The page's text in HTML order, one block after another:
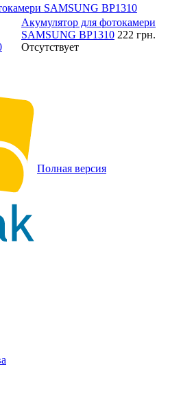
SAMSUNG BP1310
Акумулятор для фотокамери
SAMSUNG BP1310 222 грн.
Отсутствует
Полная версия